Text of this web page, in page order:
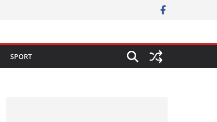
SPORT